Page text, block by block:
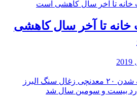
خانه تا آخر سال کاهشی